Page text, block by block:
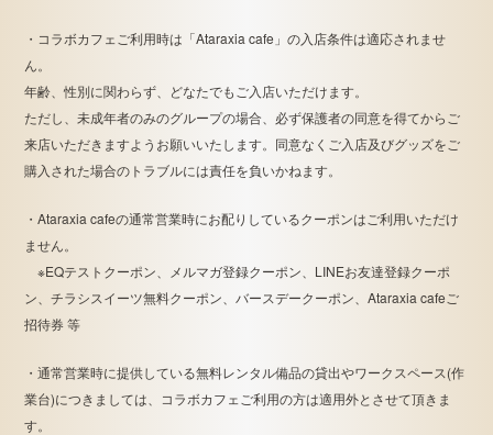
・コラボカフェご利用時は「Ataraxia cafe」の入店条件は適応されませ
ん。
年齢、性別に関わらず、どなたでもご入店いただけます。
ただし、未成年者のみのグループの場合、必ず保護者の同意を得てからご
来店いただきますようお願いいたします。同意なくご入店及びグッズをご
購入された場合のトラブルには責任を負いかねます。
・Ataraxia cafeの通常営業時にお配りしているクーポンはご利用いただけ
ません。
※EQテストクーポン、メルマガ登録クーポン、LINEお友達登録クーポ
ン、チラシスイーツ無料クーポン、バースデークーポン、Ataraxia cafeご
招待券 等
・通常営業時に提供している無料レンタル備品の貸出やワークスペース(作
業台)につきましては、コラボカフェご利用の方は適用外とさせて頂きま
す。